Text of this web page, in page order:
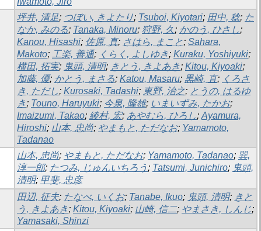
坪井, 清足; つぼい, きよたり; Tsuboi, Kiyotari; 田中, 稔; た
なか, みのる; Tanaka, Minoru; 狩野, 久; かのう, ひさし;
Kanou, Hisashi; 佐原, 真; さはら, まこと; Sahara,
Makoto; 工楽, 善通; くらく, よしゆき; Kuraku, Yoshiyuki;
横田, 拓実; 鬼頭, 清明; きとう, きよあき; Kitou, Kiyoaki;
加藤, 優; かとう, まさる; Katou, Masaru; 黒崎, 直; くろさ
き, ただし; Kurosaki, Tadashi; 東野, 治之; とうの, はるゆ
き; Touno, Haruyuki; 今泉, 隆雄; いまいずみ, たかお;
Imaizumi, Takao; 綾村, 宏; あやむら, ひろし; Ayamura,
Hiroshi; 山本, 忠尚; やまもと, ただなお; Yamamoto,
Tadanao
山本, 忠尚; やまもと, ただなお; Yamamoto, Tadanao; 巽,
淳一郎; たつみ, じゅんいちろう ; Tatsumi, Junichiro; 鬼頭,
清明; 甲斐, 忠彦
田辺, 征夫; たなべ, いくお; Tanabe, Ikuo; 鬼頭, 清明; きと
う, きよあき; Kitou, Kiyoaki; 山崎, 信二; やまさき, しんじ;
Yamasaki, Shinzi